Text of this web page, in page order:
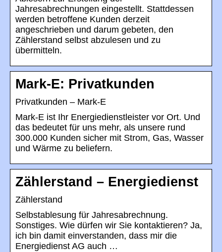
Jahresabrechnungen eingestellt. Stattdessen
werden betroffene Kunden derzeit
angeschrieben und darum gebeten, den
Zählerstand selbst abzulesen und zu
übermitteln.
Mark-E: Privatkunden
Privatkunden – Mark-E
Mark-E ist Ihr Energiedienstleister vor Ort. Und
das bedeutet für uns mehr, als unsere rund
300.000 Kunden sicher mit Strom, Gas, Wasser
und Wärme zu beliefern.
Zählerstand – Energiedienst
Zählerstand
Selbstablesung für Jahresabrechnung.
Sonstiges. Wie dürfen wir Sie kontaktieren? Ja,
ich bin damit einverstanden, dass mir die
Energiedienst AG auch …